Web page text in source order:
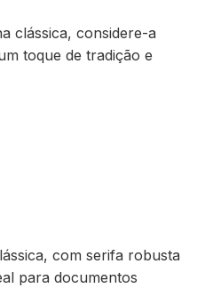
clássica, considere-a
toque de tradição e
com serifa robusta
para documentos